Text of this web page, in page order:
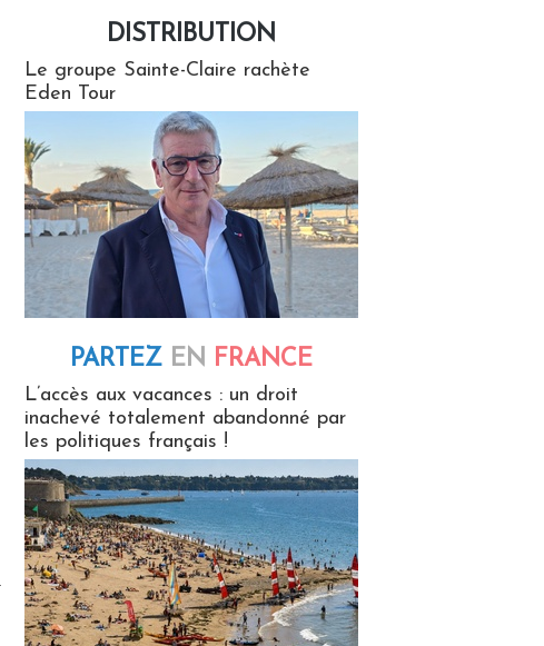
DISTRIBUTION
Le groupe Sainte-Claire rachète
Eden Tour
PARTEZ EN FRANCE
L’accès aux vacances : un droit
inachevé totalement abandonné par
les politiques français !